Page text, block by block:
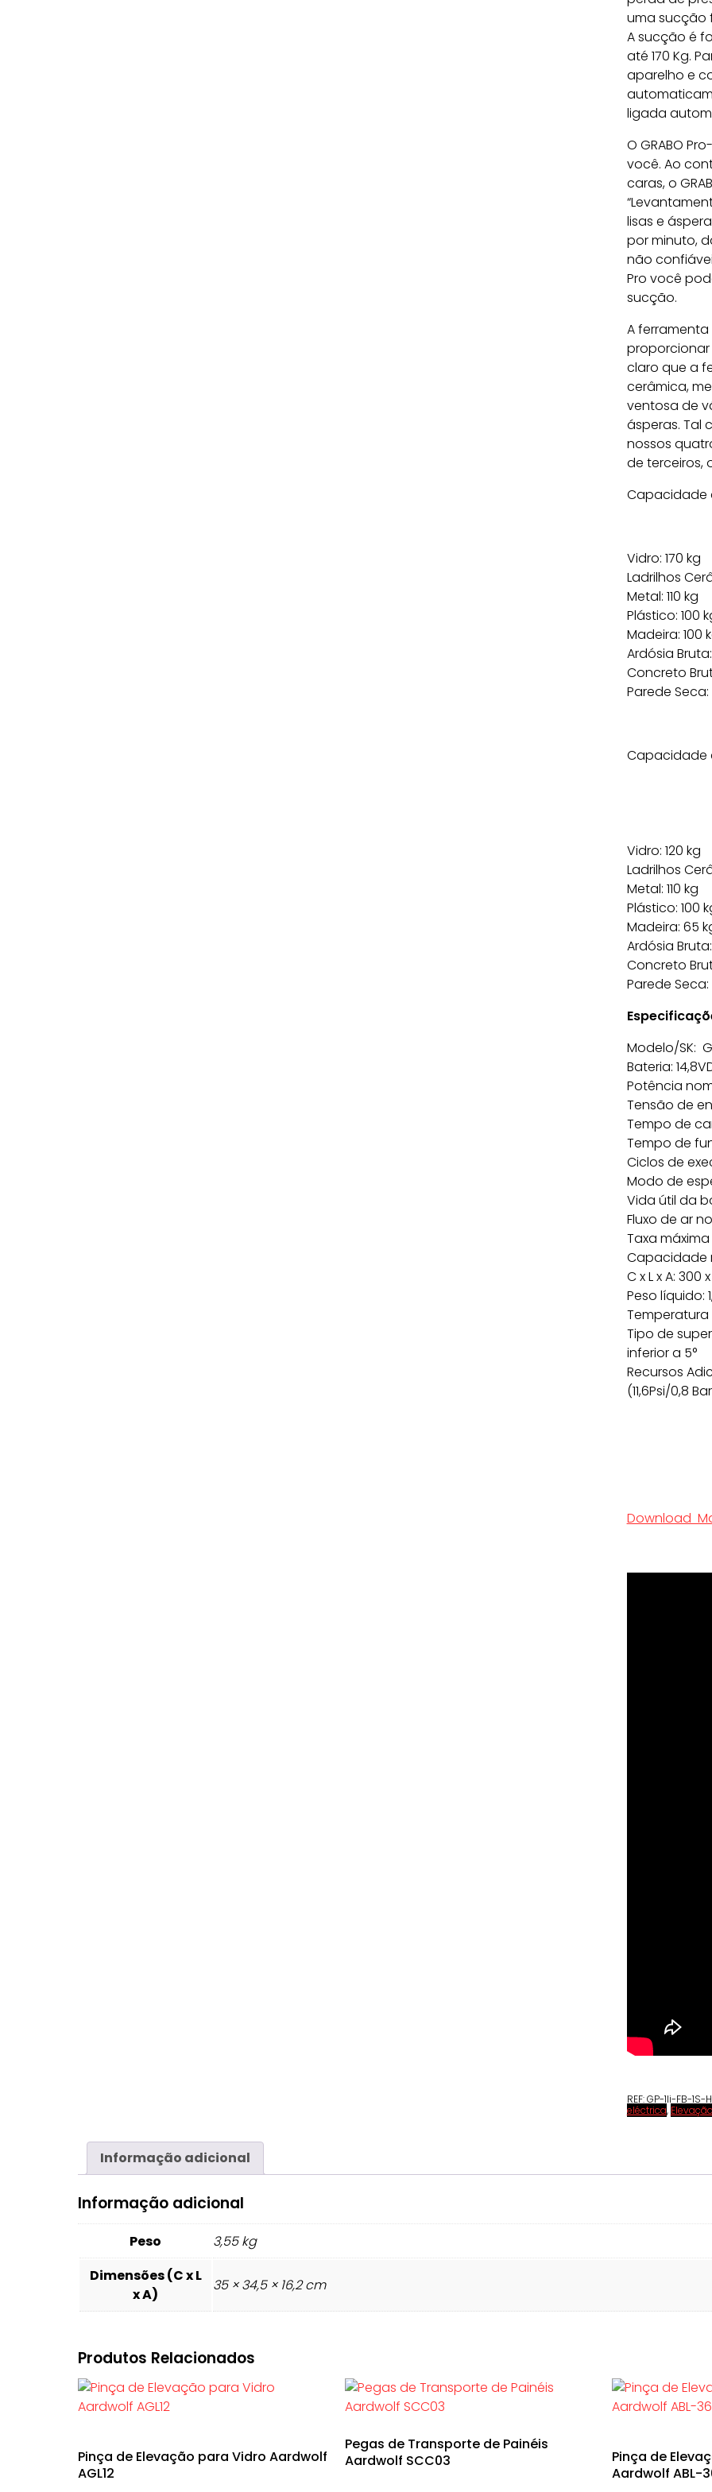
uma sucção
A sucção é
até 170 Kg.
aparelho e
ligada
O GRABO
você. Ao
caras, o
lisas e
por minuto,
não
Pro você
sucção.
A
proporcionar
claro que a
cerâmica,
ventosa de
ásperas. Tal
nossos
de terceiros,
Capacidade
Vidro: 170 kg
Ladrilhos
Metal: 110 kg
Plástico: 100
Madeira: 100
Ardósia
Concreto
Parede Seca:
Capacidade
Vidro: 120 kg
Ladrilhos
Metal: 110 kg
Plástico: 100
Madeira: 65
Ardósia
Concreto
Parede Seca:
Modelo/SK:
Bateria:
Potência
Tensão de
Tempo de
Tempo de
Ciclos de
Modo de
Vida útil da
Fluxo de ar
Taxa máxima
Capacidade
C x L x A: 300
Peso líquido:
Temperatura
Tipo de
inferior a 5°
Recursos
(11,6Psi/0,8
Download
REF:GP-1li-FB-1S-
eléctrica, Elevação
Informação adicional
Informação adicional
Peso
3,55 kg
Dimensões (C x L
x A)
35 × 34,5 × 16,2 cm
Produtos Relacionados
Pinça de Elevação para Vidro Aardwolf
AGL12
Pegas de Transporte de Painéis
Aardwolf SCC03
Pinça de
Aardwolf ABL-